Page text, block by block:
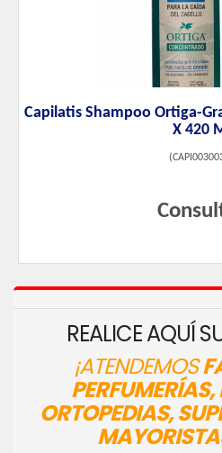
Capilatis Shampoo Ortiga-
X 420
(
REALICE AQUÍ
¡ATENDEMOS
ORTOPEDIAS,